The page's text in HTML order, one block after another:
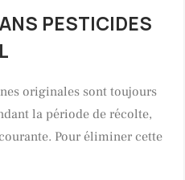
PESTICIDES
originales sont toujours
la période de récolte,
Pour éliminer cette